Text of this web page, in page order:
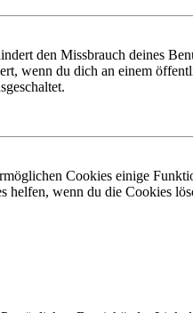
den Missbrauch deines
wenn du dich an einem
Cookies einige
helfen, wenn du die Cookies